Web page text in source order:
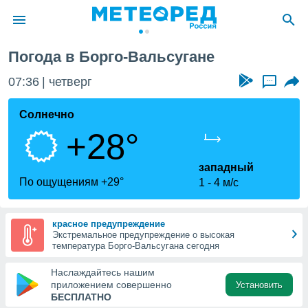
о
Вы можете
к этому
доступ
Погода в Борго-Вальсугане
07:36 четверг ...
Солнечно
+28°
По ощущениям +29°
западный
1
4 м/с
красное предупреждение
Экстремальное предупреждение о высокая
температура Борго-Вальсугана сегодня
Наслаждайтесь нашим
приложением совершенно
БЕСПЛАТНО
Установить